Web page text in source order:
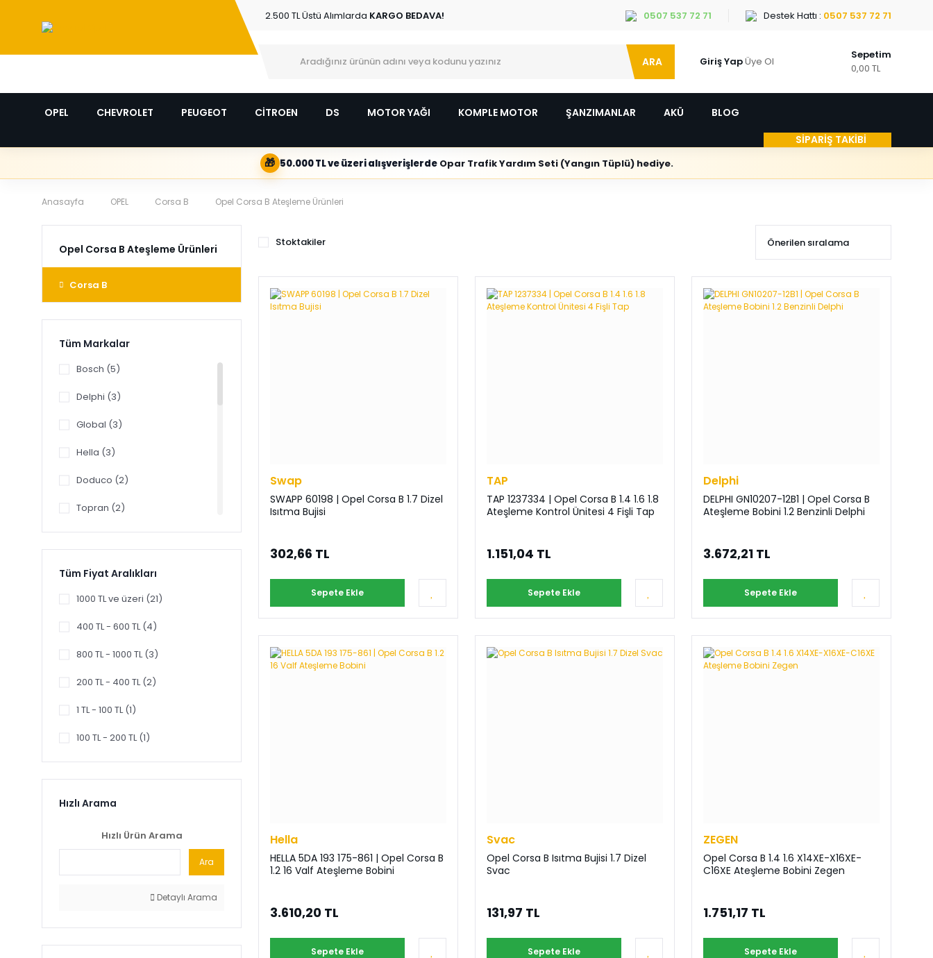
2.500 TL Üstü Alımlarda KARGO BEDAVA! 0507 537 72 71 Destek Hattı : 0507 537 72 71
ARA Giriş YapÜye Ol
Sepetim
0,00 TL
OPEL CHEVROLET PEUGEOT CİTROEN DS MOTOR YAĞI KOMPLE MOTOR ŞANZIMANLAR AKÜ
BLOG
SİPARİŞ TAKİBİ
🎁 50.000 TL ve üzeri alışverişlerdeOpar Trafik Yardım Seti (Yangın Tüplü) hediye.
Anasayfa OPEL Corsa B Opel Corsa B Ateşleme Ürünleri
Opel Corsa B Ateşleme Ürünleri
Corsa B
Tüm Markalar
Bosch (5)
Delphi (3)
Global (3)
Hella (3)
Doduco (2)
Topran (2)
Bremi (1)
Magneti Marelli (1)
Opel | Orjinal (1)
TAP (1)
Tüm Fiyat Aralıkları
1000 TL ve üzeri (21)
400 TL - 600 TL (4)
800 TL - 1000 TL (3)
200 TL - 400 TL (2)
1 TL - 100 TL (1)
100 TL - 200 TL (1)
Hızlı Arama
Hızlı Ürün Arama
Ara
Detaylı Arama
Stoktakiler
Swap
SWAPP 60198 | Opel Corsa B 1.7 Dizel
Isıtma Bujisi
302,66 TL
Sepete Ekle
TAP
TAP 1237334 | Opel Corsa B 1.4 1.6 1.8
Ateşleme Kontrol Ünitesi 4 Fişli Tap
1.151,04 TL
Sepete Ekle
Delphi
DELPHI GN10207-12B1 | Opel Corsa B
Ateşleme Bobini 1.2 Benzinli Delphi
3.672,21 TL
Sepete Ekle
Hella
HELLA 5DA 193 175-861 | Opel Corsa B
1.2 16 Valf Ateşleme Bobini
3.610,20 TL
Sepete Ekle
Svac
Opel Corsa B Isıtma Bujisi 1.7 Dizel
Svac
131,97 TL
Sepete Ekle
ZEGEN
Opel Corsa B 1.4 1.6 X14XE-X16XE-
C16XE Ateşleme Bobini Zegen
1.751,17 TL
Sepete Ekle